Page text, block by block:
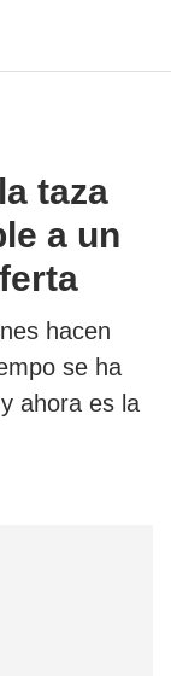
taza
a un
hacen
se ha
ahora es la